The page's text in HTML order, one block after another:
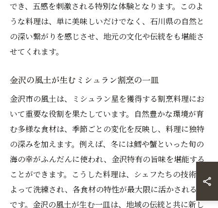
でき、五感を刺激される特別な体験となります。このよ
うな料理は、単に美味しいだけでなく、石川県の自然と
の深い繋がりを感じさせ、地元の文化や伝統をも堪能さ
せてくれます。
金沢の風土が生むミシュラン割烹の一皿
金沢市の風土は、ミシュラン星を獲得する割烹料理にお
いて重要な役割を果たしています。自然豊かな環境が育
む多様な食材は、季節ごとの変化を反映し、料理に独特
の深みを加えます。例えば、冬には鱈や蟹といった旬の
海の幸がふんだんに使われ、金沢特有の旨味を堪能する
ことができます。こうした料理は、シェフたちの技術に
よって洗練され、各食材の特性が最大限に活かされるの
です。金沢の風土が生む一皿は、地域の伝統と共に新し